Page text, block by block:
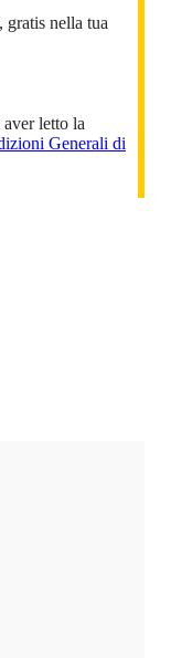
gratis nella tua
letto la
Generali di